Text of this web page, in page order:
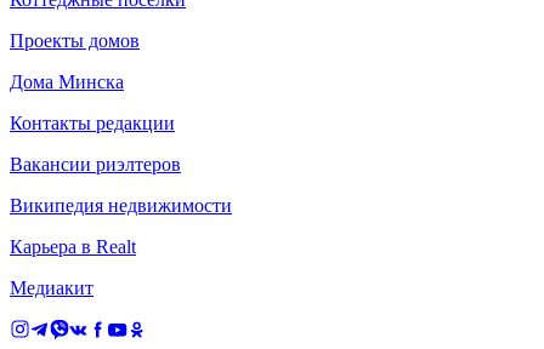
Проекты домов
Дома Минска
Контакты редакции
Вакансии риэлтеров
Википедия недвижимости
Карьера в Realt
Медиакит